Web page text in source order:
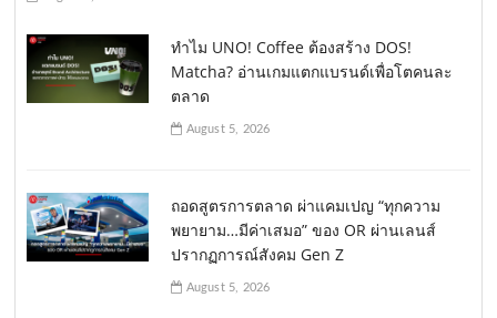
ทำไม UNO! Coffee ต้องสร้าง DOS!
Matcha? อ่านเกมแตกแบรนด์เพื่อโตคนละ
ตลาด
August 5, 2026
ถอดสูตรการตลาด ผ่าแคมเปญ “ทุกความ
พยายาม…มีค่าเสมอ” ของ OR ผ่านเลนส์
ปรากฏการณ์สังคม Gen Z
August 5, 2026